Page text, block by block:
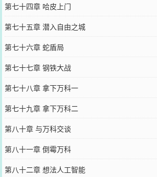
第七十四章 哈皮上门
第七十五章 潜入自由之城
第七十六章 蛇盾局
第七十七章 钢铁大战
第七十八章 拿下万科一
第七十九章 拿下万科二
第八十章 与万科交谈
第八十一章 倒霉万科
第八十二章 想法人工智能